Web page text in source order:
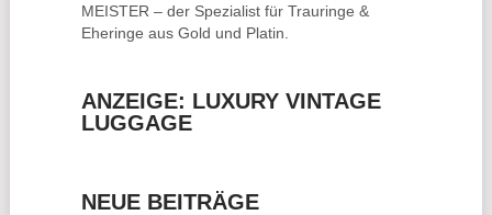
MEISTER – der Spezialist für Trauringe &
Eheringe aus Gold und Platin.
ANZEIGE: LUXURY VINTAGE
LUGGAGE
NEUE BEITRÄGE